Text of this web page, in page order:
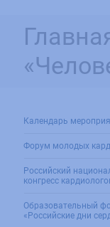
Календарь
Форум молодых
Российский
конгресс
Образовательный
«Российские дни